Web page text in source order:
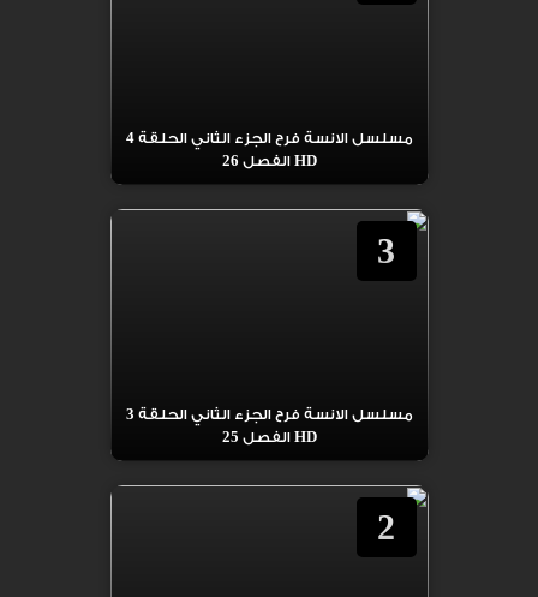
مسلسل الانسة فرح الجزء الثاني الحلقة 4
HD الفصل 26
3
مسلسل الانسة فرح الجزء الثاني الحلقة 3
HD الفصل 25
2